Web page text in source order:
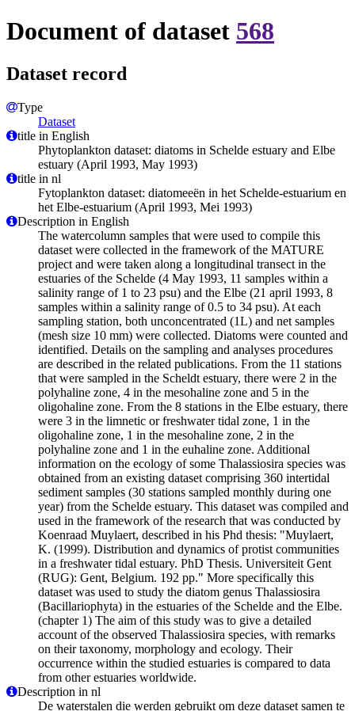
Document of dataset 568
Dataset record
Type
Dataset
title in English
Phytoplankton dataset: diatoms in Schelde estuary and Elbe
estuary (April 1993, May 1993)
title in nl
Fytoplankton dataset: diatomeeën in het Schelde-estuarium en
het Elbe-estuarium (April 1993, Mei 1993)
Description in English
The watercolumn samples that were used to compile this
dataset were collected in the framework of the MATURE
project and were taken along a longitudinal transect in the
estuaries of the Schelde (4 May 1993, 11 samples within a
salinity range of 1 to 23 psu) and the Elbe (21 april 1993, 8
samples within a salinity range of 0.5 to 34 psu). At each
sampling station, both unconcentrated (1L) and net samples
(mesh size 10 mm) were collected. Diatoms were counted and
identified. Details on the sampling and analyses procedures
are described in the related publications. From the 11 stations
that were sampled in the Scheldt estuary, there were 2 in the
polyhaline zone, 4 in the mesohaline zone and 5 in the
oligohaline zone. From the 8 stations in the Elbe estuary, there
were 3 in the limnetic or freshwater tidal zone, 1 in the
oligohaline zone, 1 in the mesohaline zone, 2 in the
polyhaline zone and 1 in the euhaline zone. Additional
information on the ecology of some Thalassiosira species was
obtained from an existing dataset comprising 360 intertidal
sediment samples (30 stations sampled monthly during one
year) from the Schelde estuary. This dataset was compiled and
used in the framework of the research that was conducted by
Koenraad Muylaert, described in his Phd thesis: "Muylaert,
K. (1999). Distribution and dynamics of protist communities
in a freshwater tidal estuary. PhD Thesis. Universiteit Gent
(RUG): Gent, Belgium. 192 pp." More specifically this
dataset was used to study the diatom genus Thalassiosira
(Bacillariophyta) in the estuaries of the Schelde and the Elbe.
(chapter 1) The aim of this study was to give a detailed
account of the observed Thalassiosira species, with remarks
on their taxonomy, morphology and ecology. Their
occurrence within the studied estuaries is compared to data
from other estuaries worldwide.
Description in nl
De waterstalen die werden gebruikt om deze dataset samen te